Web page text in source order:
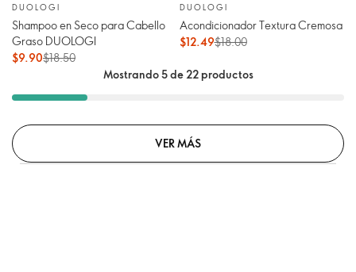
DUOLOGI
Shampoo en Seco para Cabello
Graso DUOLOGI
$9.90$18.50
DUOLOGI
Acondicionador Textura Cremosa
$12.49$18.00
Mostrando 5 de 22 productos
VER MÁS